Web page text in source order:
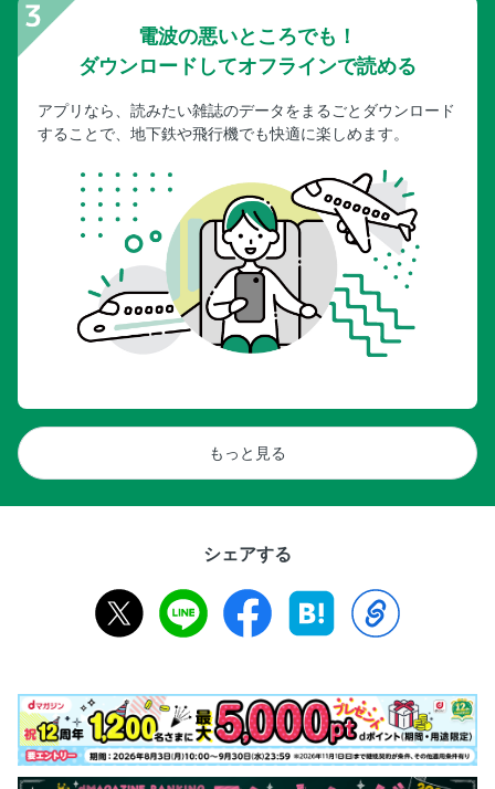
ERA装備型 w/マインローラー【ドラゴン 1/35】●竹内邦之、
MAX渡辺
アメリカ軽戦車M24 チャーフィー（ヨーロッパ戦線）【タ
ベルリン 1945【タミヤ 1/35】●青木周太郎
『ふたつのシャーマン』【アスカモデル 1/35】●山田卓司
フォッケウルフ Fw190A-3【造形村 1/32】●林哲平
スーパーマリン スピットファイア Mk.Ⅸe【エアフィックス
1/48】●熊谷丈洋
帝国海軍 零式艦上戦闘機三二型【ファインモールド 1/72】●
ハルサー
マッキ MC.200 サエッタ【イタレリ 1/32】●山田昌行
日本海軍 水上機母艦 千歳、日本海軍 特殊潜航艇母艦 千代田
筆塗りTribe／Honda RC166 GPレーサー【タミヤ 1/12】●
ィナー【プラッツ/nunu 1/24】●畠中浩（ももふく模形舎）
カールラリーウィナー【プラッツ／nunu 1/24】●中安俊二
いまさら聞けないすごいヤツ!!／UH-60JA ブラックホーク●
SCALE NEW ITEMS
H.M.S.／狼の詩【スクラッチビルド】●高木謙造
MEDICOM TOY LATEST INFORMATION【メディコム･ト
電波の悪いところでも！
ダウンロードしてオフラインで読める
アプリなら、読みたい雑誌のデータをまるごとダウンロード
することで、地下鉄や飛行機でも快適に楽しめます。
もっと見る
シェアする